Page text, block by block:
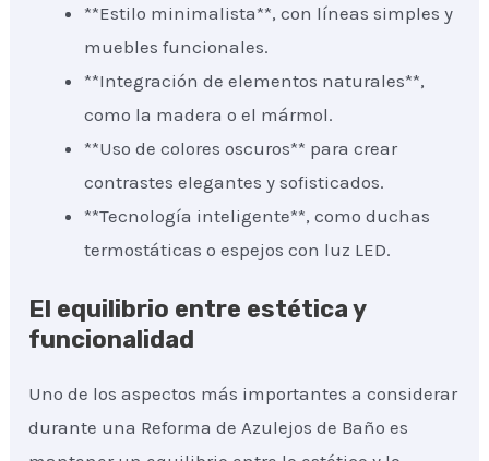
**Estilo minimalista**, con líneas simples y
muebles funcionales.
**Integración de elementos naturales**,
como la madera o el mármol.
**Uso de colores oscuros** para crear
contrastes elegantes y sofisticados.
**Tecnología inteligente**, como duchas
termostáticas o espejos con luz LED.
El equilibrio entre estética y
funcionalidad
Uno de los aspectos más importantes a considerar
durante una Reforma de Azulejos de Baño es